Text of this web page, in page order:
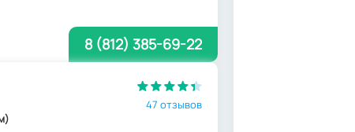
8 (812) 385-69-22
47 отзывов